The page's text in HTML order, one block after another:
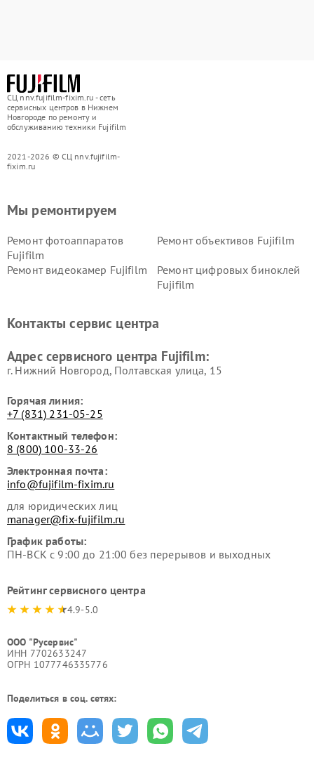
СЦ nnv.fujifilm-fixim.ru - сеть
сервисных центров в Нижнем
Новгороде по ремонту и
обслуживанию техники Fujifilm
2021-2026 © СЦ nnv.fujifilm-
fixim.ru
Мы ремонтируем
Ремонт фотоаппаратов
Fujifilm
Ремонт объективов Fujifilm
Ремонт видеокамер Fujifilm
Ремонт цифровых биноклей
Fujifilm
Контакты сервис центра
Адрес сервисного центра Fujifilm:
г. Нижний Новгород, Полтавская улица, 15
Горячая линия:
+7 (831) 231-05-25
Контактный телефон:
8 (800) 100-33-26
Электронная почта:
info@fujifilm-fixim.ru
для юридических лиц
manager@fix-fujifilm.ru
График работы:
ПН-ВСК с 9:00 до 21:00 без перерывов и выходных
Рейтинг сервисного центра
4.9-5.0
ООО "Русервис"
ИНН 7702633247
ОГРН 1077746335776
Поделиться в соц. сетях: